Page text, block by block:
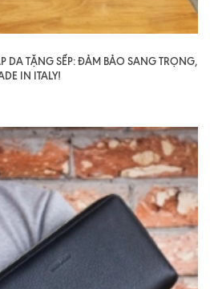
DA TẶNG SẾP: ĐẢM BẢO SANG TRỌNG,
IN ITALY!